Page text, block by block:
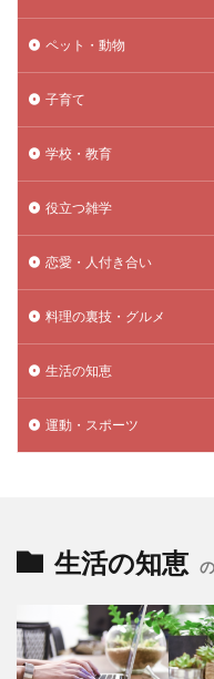
ペット・動物
子育て
学校・教育
役立つ雑学
恋愛・人付き合い
料理の裏技・グルメ
生活の知恵
運動・スポーツ
生活の知恵